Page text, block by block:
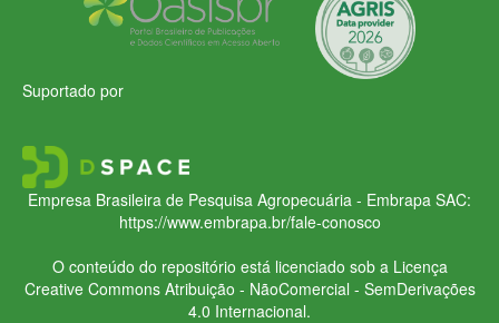
Suportado por
Empresa Brasileira de Pesquisa Agropecuária - Embrapa SAC:
https://www.embrapa.br/fale-conosco
O conteúdo do repositório está licenciado sob a Licença
Creative CommonsAtribuição - NãoComercial - SemDerivações
4.0 Internacional.